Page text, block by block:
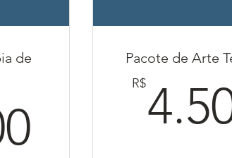
de
2.000R$
Pacote de Arte
R$